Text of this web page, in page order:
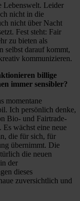
Lebenswelt. Leider
nicht in die
nicht über Nacht
Fest steht: Fair
zu bieten als
selbst darauf kommt,
kommunizieren.
billige
immer sensibler?
momentane
Ich persönlich denke,
Bio- und Fairtrade-
wächst eine neue
die für sich, für
übernimmt. Die
die neuen
der
dieses
zuversichtlich und